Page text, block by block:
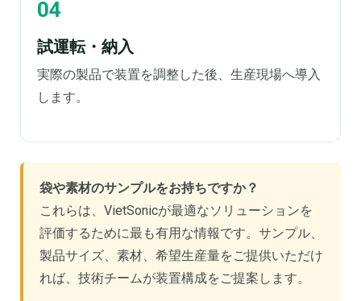
試運転・納入
実際の製品で装置を調整した後、生産現場へ導入
します。
袋や素材のサンプルをお持ちですか？
これらは、VietSonicが最適なソリューションを
評価するために最も有用な情報です。サンプル、
製品サイズ、素材、希望生産量をご提供いただけ
れば、技術チームが装置構成をご提案します。